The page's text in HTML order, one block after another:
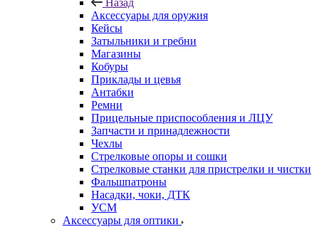
Назад
Аксессуары для оружия
Кейсы
Затыльники и гребни
Магазины
Кобуры
Приклады и цевья
Антабки
Ремни
Прицельные приспособления и ЛЦУ
Запчасти и принадлежности
Чехлы
Стрелковые опоры и сошки
Стрелковые станки для пристрелки и чистки
Фальшпатроны
Насадки, чоки, ДТК
УСМ
Аксессуары для оптики